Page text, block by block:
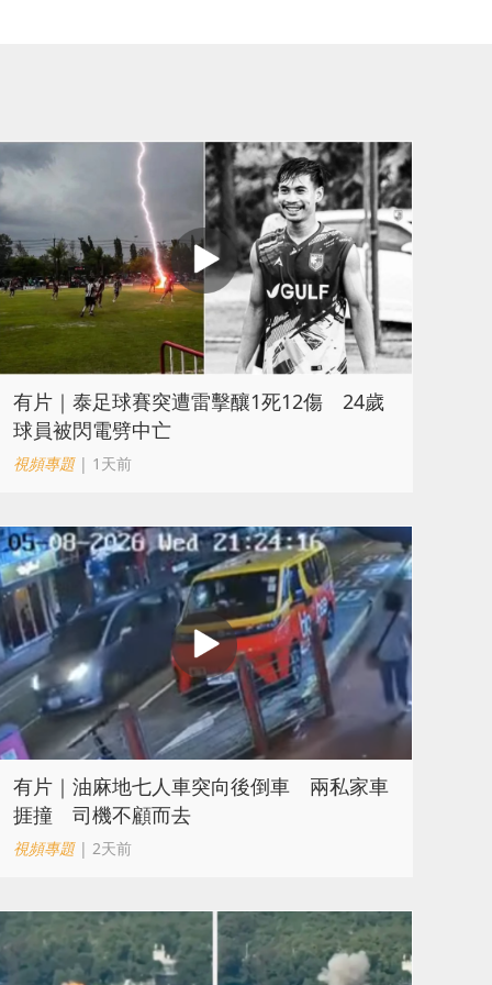
有片｜泰足球賽突遭雷擊釀1死12傷 24歲
球員被閃電劈中亡
視頻專題| 1天前
有片｜油麻地七人車突向後倒車 兩私家車
捱撞 司機不顧而去
視頻專題| 2天前